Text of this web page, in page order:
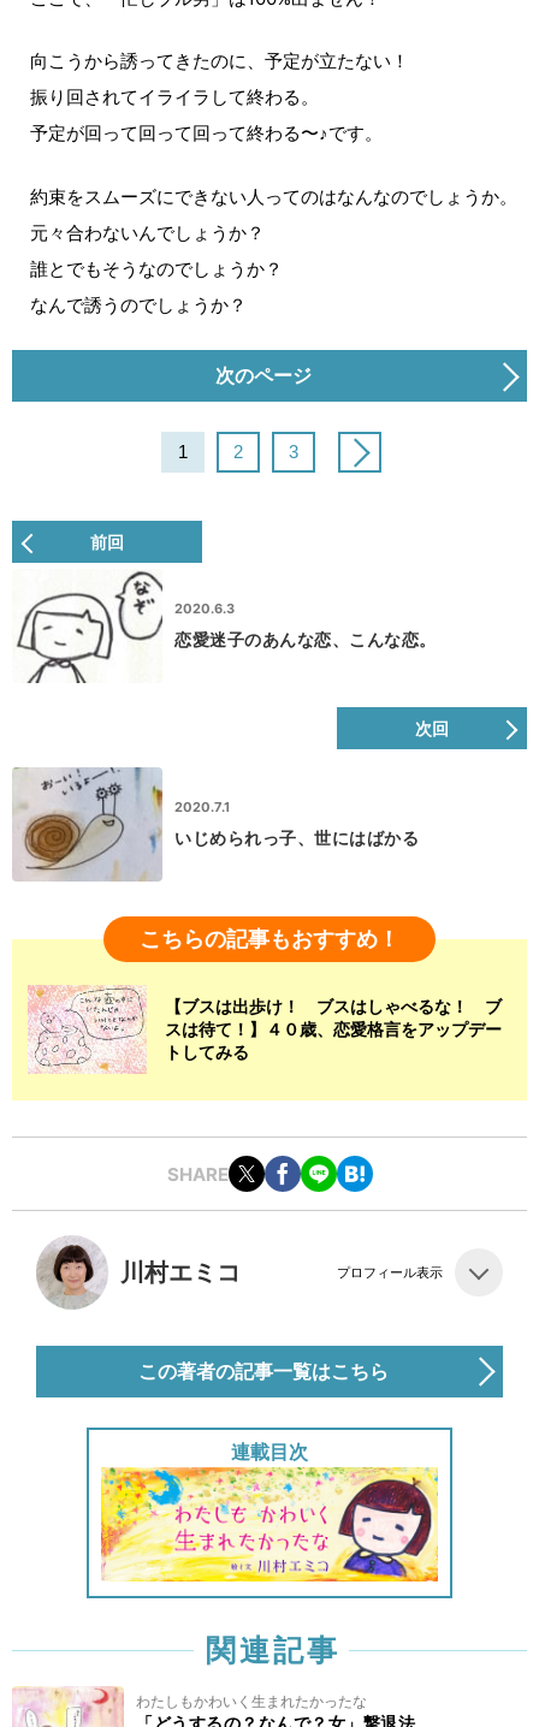
向こうから誘ってきたのに、予定が立たない！
振り回されてイライラして終わる。
予定が回って回って回って終わる〜♪です。
約束をスムーズにできない人ってのはなんなのでしょうか。
元々合わないんでしょうか？
誰とでもそうなのでしょうか？
なんで誘うのでしょうか？
次のページ
1 2 3
前回
2020.6.3
恋愛迷子のあんな恋、こんな恋。
次回
2020.7.1
いじめられっ子、世にはばかる
こちらの記事もおすすめ！
【ブスは出歩け！ ブスはしゃべるな！ ブ
スは待て！】４０歳、恋愛格言をアップデー
トしてみる
SHARE
川村エミコ プロフィール表示
この著者の記事一覧はこちら
連載目次
関連記事
わたしもかわいく生まれたかったな
「どうするの？なんで？女」撃退法